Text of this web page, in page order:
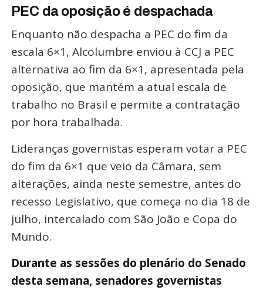
PEC da oposição é despachada
Enquanto não despacha a PEC do fim da
escala 6×1, Alcolumbre enviou à CCJ a PEC
alternativa ao fim da 6×1, apresentada pela
oposição, que mantém a atual escala de
trabalho no Brasil e permite a contratação
por hora trabalhada.
Lideranças governistas esperam votar a PEC
do fim da 6×1 que veio da Câmara, sem
alterações, ainda neste semestre, antes do
recesso Legislativo, que começa no dia 18 de
julho, intercalado com São João e Copa do
Mundo.
Durante as sessões do plenário do Senado
desta semana, senadores governistas